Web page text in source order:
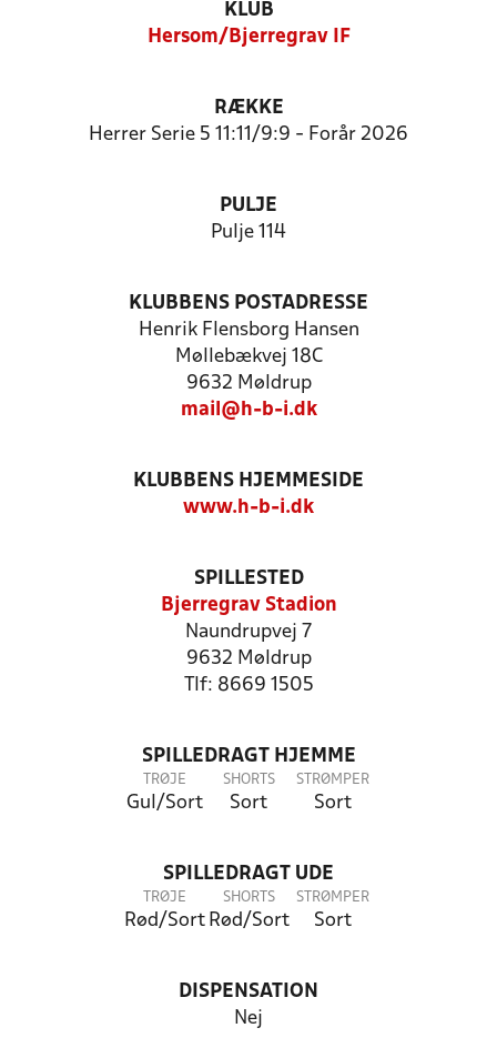
KLUB
Hersom/Bjerregrav IF
RÆKKE
Herrer Serie 5 11:11/9:9 - Forår 2026
PULJE
Pulje 114
KLUBBENS POSTADRESSE
Henrik Flensborg Hansen
Møllebækvej 18C
9632 Møldrup
mail@h-b-i.dk
KLUBBENS HJEMMESIDE
www.h-b-i.dk
SPILLESTED
Bjerregrav Stadion
Naundrupvej 7
9632 Møldrup
Tlf: 8669 1505
SPILLEDRAGT HJEMME
TRØJE
Gul/Sort
SHORTS
Sort
STRØMPER
Sort
SPILLEDRAGT UDE
TRØJE
Rød/Sort
SHORTS
Rød/Sort
STRØMPER
Sort
DISPENSATION
Nej